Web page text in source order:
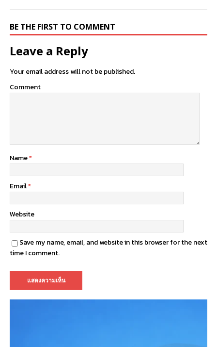
BE THE FIRST TO COMMENT
Leave a Reply
Your email address will not be published.
Comment
Name*
Email*
Website
Save my name, email, and website in this browser for the next
time I comment.